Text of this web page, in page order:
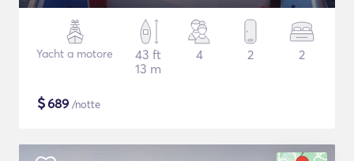
Yacht a motore
43 ft
13 m
4 2 2
$689 /notte